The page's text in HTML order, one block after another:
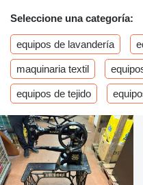
Seleccione una categoría:
equipos de lavandería
maquinaria textil
equipos de tejido